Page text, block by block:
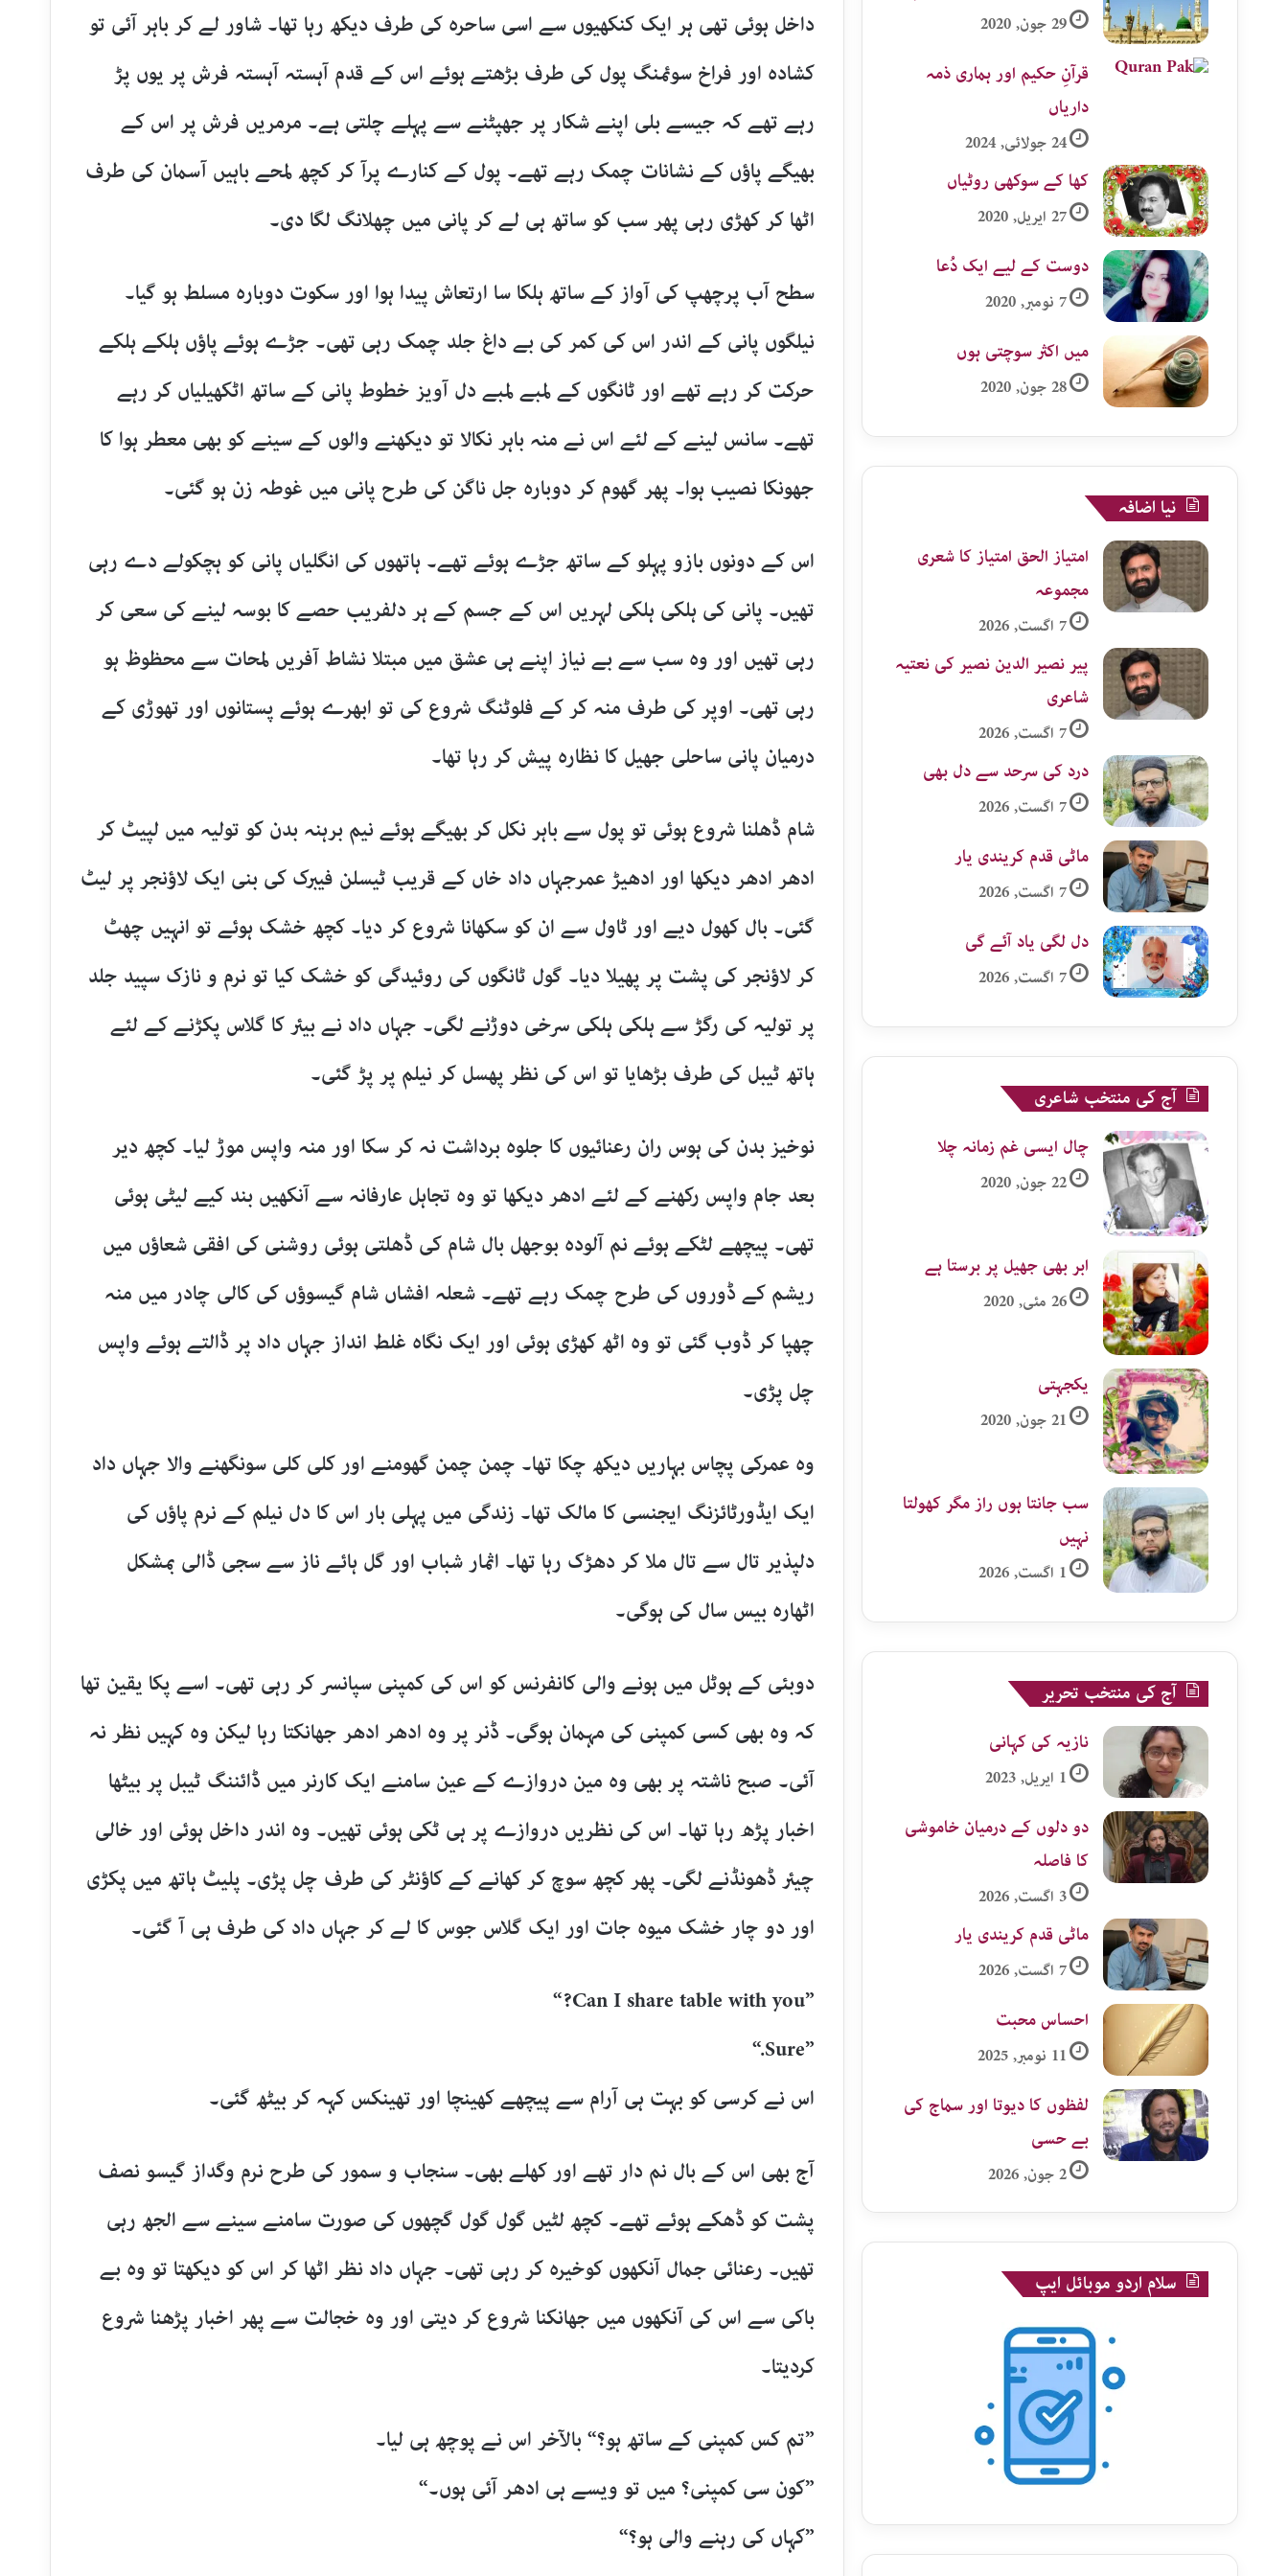
داخل ہوئی تھی ہر ایک کنکھیوں سے اسی ساحرہ کی طرف دیکھ رہا تھا۔ شاور لے کر باہر آئی تو
کشادہ اور فراخ سوئمنگ پول کی طرف بڑھتے ہوئے اس کے قدم آہستہ آہستہ فرش پر یوں پڑ
رہے تھے کہ جیسے بلی اپنے شکار پر جھپٹنے سے پہلے چلتی ہے۔ مرمریں فرش پر اس کے
بھیگے پاؤں کے نشانات چمک رہے تھے۔ پول کے کنارے پرآ کر کچھ لمحے باہیں آسمان کی طرف
اٹھا کر کھڑی رہی پھر سب کو ساتھ ہی لے کر پانی میں چھلانگ لگا دی۔
سطح آب پرچھپ کی آواز کے ساتھ ہلکا سا ارتعاش پیدا ہوا اور سکوت دوبارہ مسلط ہو گیا۔
نیلگوں پانی کے اندر اس کی کمر کی بے داغ جلد چمک رہی تھی۔ جڑے ہوئے پاؤں ہلکے ہلکے
حرکت کر رہے تھے اور ٹانگوں کے لمبے لمبے دل آویز خطوط پانی کے ساتھ اٹکھیلیاں کر رہے
تھے۔ سانس لینے کے لئے اس نے منہ باہر نکالا تو دیکھنے والوں کے سینے کو بھی معطر ہوا کا
جھونکا نصیب ہوا۔ پھر گھوم کر دوبارہ جل ناگن کی طرح پانی میں غوطہ زن ہو گئی۔
اس کے دونوں بازو پہلو کے ساتھ جڑے ہوئے تھے۔ ہاتھوں کی انگلیاں پانی کو ہچکولے دے رہی
تھیں۔ پانی کی ہلکی ہلکی لہریں اس کے جسم کے ہر دلفریب حصے کا بوسہ لینے کی سعی کر
رہی تھیں اور وہ سب سے بے نیاز اپنے ہی عشق میں مبتلا نشاط آفریں لمحات سے محظوظ ہو
رہی تھی۔ اوپر کی طرف منہ کر کے فلوٹنگ شروع کی تو ابھرے ہوئے پستانوں اور تھوڑی کے
درمیان پانی ساحلی جھیل کا نظارہ پیش کر رہا تھا۔
شام ڈھلنا شروع ہوئی تو پول سے باہر نکل کر بھیگے ہوئے نیم برہنہ بدن کو تولیہ میں لپیٹ کر
ادھر ادھر دیکھا اور ادھیڑ عمرجہاں داد خاں کے قریب ٹیسلن فیبرک کی بنی ایک لاؤنجر پر لیٹ
گئی۔ بال کھول دیے اور ٹاول سے ان کو سکھانا شروع کر دیا۔ کچھ خشک ہوئے تو انہیں چھٹ
کر لاؤنجر کی پشت پر پھیلا دیا۔ گول ٹانگوں کی روئیدگی کو خشک کیا تو نرم و نازک سپید جلد
پر تولیہ کی رگڑ سے ہلکی ہلکی سرخی دوڑنے لگی۔ جہاں داد نے بیئر کا گلاس پکڑنے کے لئے
ہاتھ ٹیبل کی طرف بڑھایا تو اس کی نظر پھسل کر نیلم پر پڑ گئی۔
نوخیز بدن کی ہوس ران رعنائیوں کا جلوہ برداشت نہ کر سکا اور منہ واپس موڑ لیا۔ کچھ دیر
بعد جام واپس رکھنے کے لئے ادھر دیکھا تو وہ تجاہل عارفانہ سے آنکھیں بند کیے لیٹی ہوئی
تھی۔ پیچھے لٹکے ہوئے نم آلودہ بوجھل بال شام کی ڈھلتی ہوئی روشنی کی افقی شعاؤں میں
ریشم کے ڈوروں کی طرح چمک رہے تھے۔ شعلہ افشاں شام گیسوؤں کی کالی چادر میں منہ
چھپا کر ڈوب گئی تو وہ اٹھ کھڑی ہوئی اور ایک نگاہ غلط انداز جہاں داد پر ڈالتے ہوئے واپس
چل پڑی۔
وہ عمرکی پچاس بہاریں دیکھ چکا تھا۔ چمن چمن گھومنے اور کلی کلی سونگھنے والا جہاں داد
ایک ایڈورٹائزنگ ایجنسی کا مالک تھا۔ زندگی میں پہلی بار اس کا دل نیلم کے نرم پاؤں کی
دلپذیر تال سے تال ملا کر دھڑک رہا تھا۔ اثمار شباب اور گل ہائے ناز سے سجی ڈالی بمشکل
اٹھارہ بیس سال کی ہوگی۔
دوبئی کے ہوٹل میں ہونے والی کانفرنس کو اس کی کمپنی سپانسر کر رہی تھی۔ اسے پکا یقین تھا
کہ وہ بھی کسی کمپنی کی مہمان ہوگی۔ ڈنر پر وہ ادھر ادھر جھانکتا رہا لیکن وہ کہیں نظر نہ
آئی۔ صبح ناشتہ پر بھی وہ مین دروازے کے عین سامنے ایک کارنر میں ڈائننگ ٹیبل پر بیٹھا
اخبار پڑھ رہا تھا۔ اس کی نظریں دروازے پر ہی ٹکی ہوئی تھیں۔ وہ اندر داخل ہوئی اور خالی
چیئر ڈھونڈنے لگی۔ پھر کچھ سوچ کر کھانے کے کاؤنٹر کی طرف چل پڑی۔ پلیٹ ہاتھ میں پکڑی
اور دو چار خشک میوہ جات اور ایک گلاس جوس کا لے کر جہاں داد کی طرف ہی آ گئی۔
”Can I share table with you?“
”Sure.“
اس نے کرسی کو بہت ہی آرام سے پیچھے کھینچا اور تھینکس کہہ کر بیٹھ گئی۔
آج بھی اس کے بال نم دار تھے اور کھلے بھی۔ سنجاب و سمور کی طرح نرم وگداز گیسو نصف
پشت کو ڈھکے ہوئے تھے۔ کچھ لٹیں گول گول گچھوں کی صورت سامنے سینے سے الجھ رہی
تھیں۔ رعنائی جمال آنکھوں کوخیرہ کر رہی تھی۔ جہاں داد نظر اٹھا کر اس کو دیکھتا تو وہ بے
باکی سے اس کی آنکھوں میں جھانکنا شروع کر دیتی اور وہ خجالت سے پھر اخبار پڑھنا شروع
کردیتا۔
”تم کس کمپنی کے ساتھ ہو؟“ بالآخر اس نے پوچھ ہی لیا۔
”کون سی کمپنی؟ میں تو ویسے ہی ادھر آئی ہوں۔“
”کہاں کی رہنے والی ہو؟“
29 جون, 2020
قرآنِ حکیم اور ہماری ذمہ
داریاں
24 جولائی, 2024
کھا کے سوکھی روٹیاں
27 اپریل, 2020
دوست کے لیے ایک دُعا
7 نومبر, 2020
میں اکثر سوچتی ہوں
28 جون, 2020
نیا اضافہ
امتیاز الحق امتیاز کا شعری
مجموعہ
7 اگست, 2026
پیر نصیر الدین نصیر کی نعتیہ
شاعری
7 اگست, 2026
درد کی سرحد سے دل بھی
7 اگست, 2026
ماٹی قدم کریندی یار
7 اگست, 2026
دل لگی یاد آئے گی
7 اگست, 2026
آج کی منتخب شاعری
چال ایسی غم زمانہ چلا
22 جون, 2020
ابر بھی جھیل پر برستا ہے
26 مئی, 2020
یکجہتی
21 جون, 2020
سب جانتا ہوں راز مگر کھولتا
نہیں
1 اگست, 2026
آج کی منتخب تحریر
نازیہ کی کہانی
1 اپریل, 2023
دو دلوں کے درمیان خاموشی
کا فاصلہ
3 اگست, 2026
ماٹی قدم کریندی یار
7 اگست, 2026
احساس محبت
11 نومبر, 2025
لفظوں کا دیوتا اور سماج کی
بے حسی
2 جون, 2026
سلام اردو موبائل ایپ